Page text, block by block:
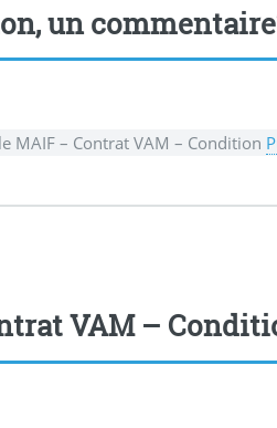
un
MAIF – Contrat VAM – Condition
VAM –